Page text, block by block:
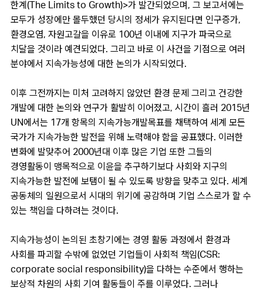
한계(The Limits to Growth)>가 발간되었으며, 그 보고서에는
모두가 성장에만 몰두했던 당시의 정세가 유지된다면 인구증가,
환경오염, 자원고갈을 이유로 100년 이내에 지구가 파국으로
치달을 것이라 예견되었다. 그리고 바로 이 사건을 기점으로 여러
분야에서 지속가능성에 대한 논의가 시작되었다.
이후 그전까지는 미처 고려하지 않았던 환경 문제 그리고 건강한
개발에 대한 논의와 연구가 활발히 이어졌고, 시간이 흘러 2015년
UN에서는 17개 항목의 지속가능개발목표를 채택하여 세계 모든
국가가 지속가능한 발전을 위해 노력해야 함을 공표했다. 이러한
변화에 발맞추어 2000년대 이후 많은 기업 또한 그들의
경영활동이 맹목적으로 이윤을 추구하기보다 사회와 지구의
지속가능한 발전에 보탬이 될 수 있도록 방향을 맞추고 있다. 세계
공동체의 일원으로서 시대의 위기에 공감하며 기업 스스로가 할 수
있는 책임을 다하려는 것이다.
지속가능성이 논의된 초창기에는 경영 활동 과정에서 환경과
사회를 파괴할 수밖에 없었던 기업들이 사회적 책임(CSR:
corporate social responsibility)을 다하는 수준에서 행하는
보상적 차원의 사회 기여 활동들이 주를 이루었다. 그러나